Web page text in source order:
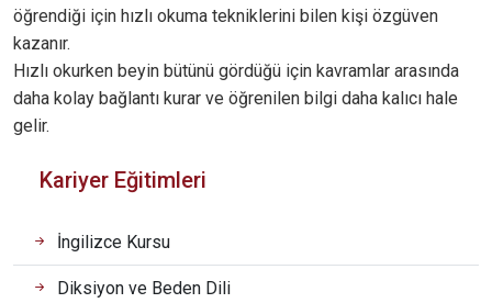
öğrendiği için hızlı okuma tekniklerini bilen kişi özgüven
kazanır.
Hızlı okurken beyin bütünü gördüğü için kavramlar arasında
daha kolay bağlantı kurar ve öğrenilen bilgi daha kalıcı hale
gelir.
Kariyer Eğitimleri
İngilizce Kursu
Diksiyon ve Beden Dili